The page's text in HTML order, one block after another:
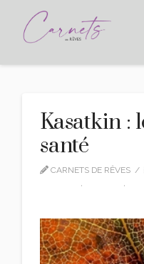
Kasatkin :
santé
CARNETS DE RÊVES
, ,